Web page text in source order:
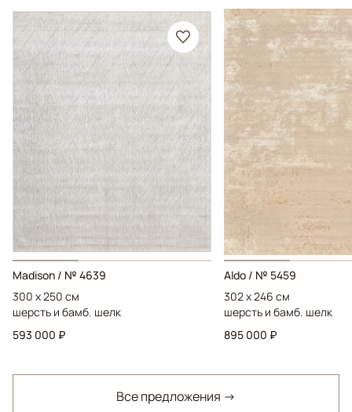
Madison / № 4639
300 x 250 см
шерсть и бамб. шелк
593 000 ₽
Aldo / № 5459
302 x 246 см
шерсть и бамб. шелк
895 000 ₽
Все предложения →